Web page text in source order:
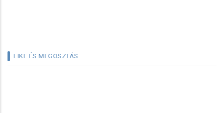
LIKE ÉS MEGOSZTÁS